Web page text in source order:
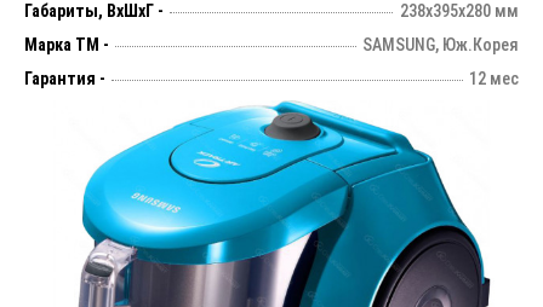
Габариты, ВхШхГ -
238х395х280 мм
Марка ТМ -
SAMSUNG, Юж.Корея
Гарантия -
12 мес